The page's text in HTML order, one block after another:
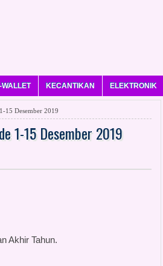
WALLET KECANTIKAN ELEKTRONIK
15 Desember 2019
1-15 Desember 2019
Akhir Tahun.